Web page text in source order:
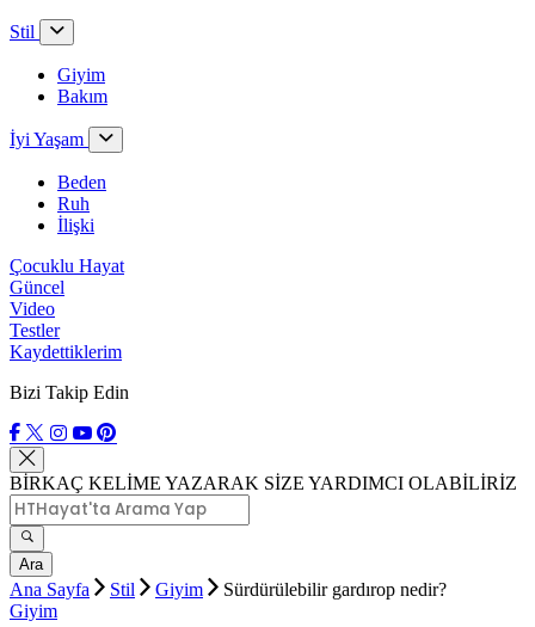
Stil
Giyim
Bakım
İyi Yaşam
Beden
Ruh
İlişki
Çocuklu Hayat
Güncel
Video
Testler
Kaydettiklerim
Bizi Takip Edin
BİRKAÇ KELİME YAZARAK SİZE YARDIMCI OLABİLİRİZ
Ara
Ana Sayfa Stil Giyim
Sürdürülebilir gardırop nedir?
Giyim